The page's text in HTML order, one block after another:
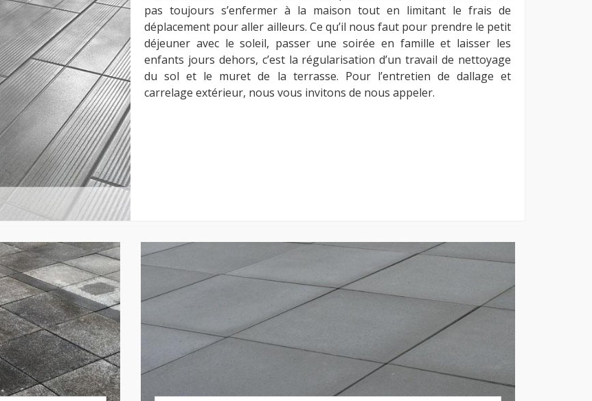
pas toujours s’enfermer à la maison tout en limitant le frais de
déplacement pour aller ailleurs. Ce qu’il nous faut pour prendre le petit
déjeuner avec le soleil, passer une soirée en famille et laisser les
enfants jours dehors, c’est la régularisation d’un travail de nettoyage
du sol et le muret de la terrasse. Pour l’entretien de dallage et
carrelage extérieur, nous vous invitons de nous appeler.